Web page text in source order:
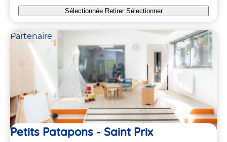
Sélectionnée Retirer Sélectionner
Partenaire
Petits Patapons - Saint Prix
3
3